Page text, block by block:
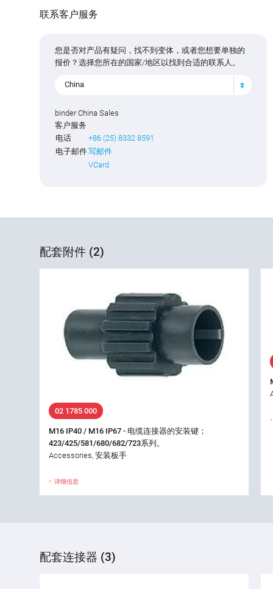
联系客户服务
您是否对产品有疑问，找不到变体，或者您想要单独的
报价？选择您所在的国家/地区以找到合适的联系人。
China
binder China Sales
客户服务
电话
+86 (25) 8332 8591
电子邮件写邮件
VCard
配套附件 (2)
02 1785 000
M16 IP40 / M16 IP67 - 电缆连接器的安装键；
423/425/581/680/682/723系列。
Accessories, 安装板手
详细信息
配套连接器 (3)